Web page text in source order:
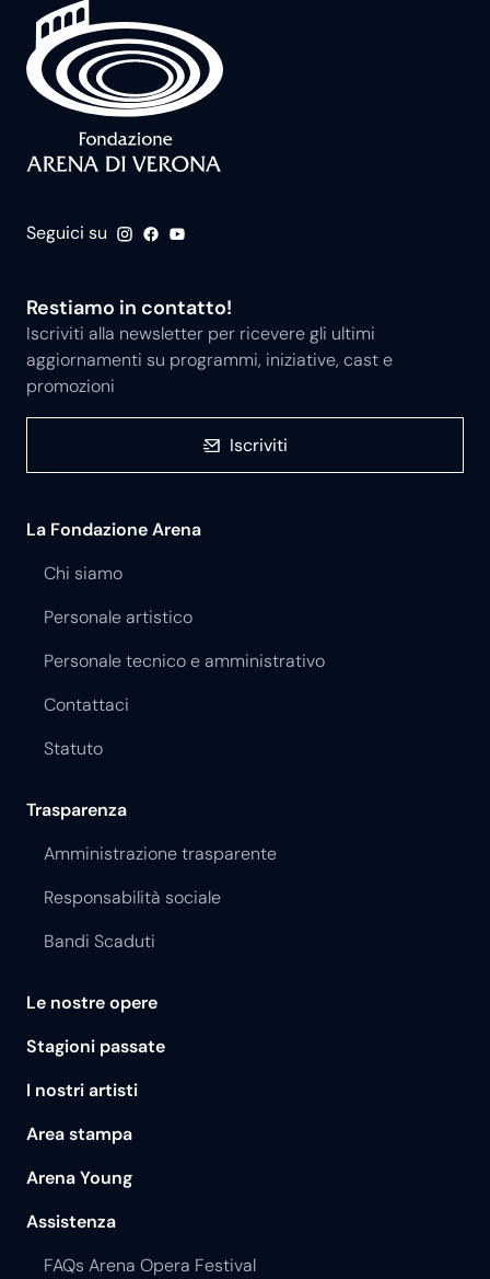
Seguici su
Restiamo in contatto!
Iscriviti alla newsletter per ricevere gli ultimi
aggiornamenti su programmi, iniziative, cast e
promozioni
Iscriviti
La Fondazione Arena
Chi siamo
Personale artistico
Personale tecnico e amministrativo
Contattaci
Statuto
Trasparenza
Amministrazione trasparente
Responsabilità sociale
Bandi Scaduti
Le nostre opere
Stagioni passate
I nostri artisti
Area stampa
Arena Young
Assistenza
FAQs Arena Opera Festival